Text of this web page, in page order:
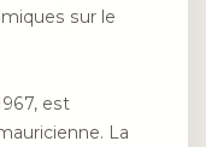
sur le
est
La